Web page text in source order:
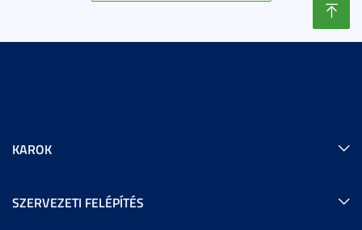
KAROK
SZERVEZETI FELÉPÍTÉS